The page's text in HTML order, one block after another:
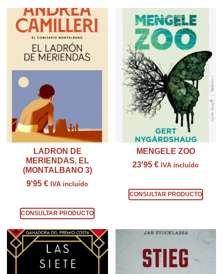
LADRON DE
MERIENDAS, EL
(MONTALBANO 3)
9'95€ IVA incluído
CONSULTAR PRODUCTO
MENGELE ZOO
23'95€ IVA incluído
CONSULTAR PRODUCTO